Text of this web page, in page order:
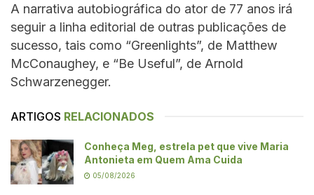
A narrativa autobiográfica do ator de 77 anos irá
seguir a linha editorial de outras publicações de
sucesso, tais como “Greenlights”, de Matthew
McConaughey, e “Be Useful”, de Arnold
Schwarzenegger.
ARTIGOS RELACIONADOS
Conheça Meg, estrela pet que vive Maria
Antonieta em Quem Ama Cuida
05/08/2026